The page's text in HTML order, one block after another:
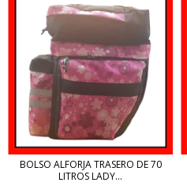
BOLSO ALFORJA TRASERO DE 70
LITROS LADY...